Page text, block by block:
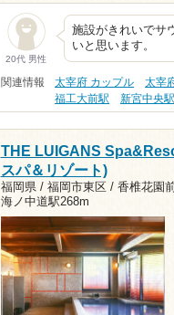
20代 男性
施設がきれいでサ
いと思います。
関連情報 太宰府 カップル 太宰
福工大前駅
新宮中央駅
THE LUIGANS
スパ＆リゾート)
福岡県 / 福岡市東区 / 香椎花園
海ノ中道駅268m